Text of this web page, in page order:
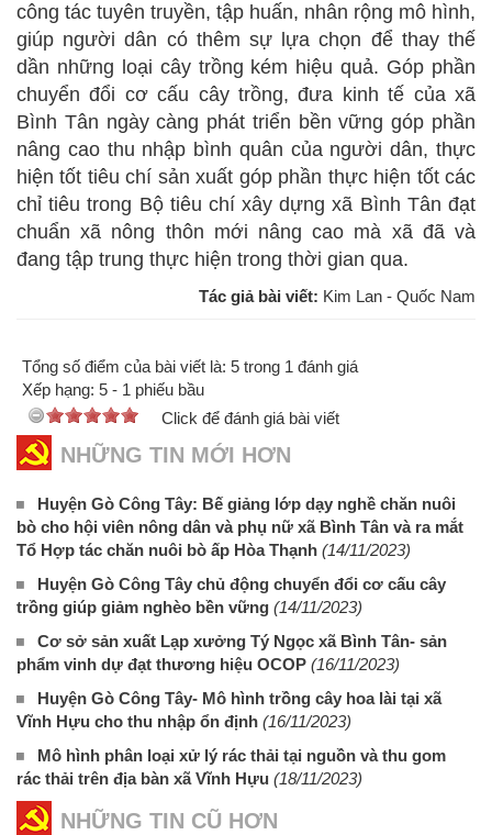
công tác tuyên truyền, tập huấn, nhân rộng mô hình,
giúp người dân có thêm sự lựa chọn để thay thế
dần những loại cây trồng kém hiệu quả. Góp phần
chuyển đổi cơ cấu cây trồng, đưa kinh tế của xã
Bình Tân ngày càng phát triển bền vững góp phần
nâng cao thu nhập bình quân của người dân, thực
hiện tốt tiêu chí sản xuất góp phần thực hiện tốt các
chỉ tiêu trong Bộ tiêu chí xây dựng xã Bình Tân đạt
chuẩn xã nông thôn mới nâng cao mà xã đã và
đang tập trung thực hiện trong thời gian qua.
Tác giả bài viết: Kim Lan - Quốc Nam
Tổng số điểm của bài viết là: 5 trong 1 đánh giá
Xếp hạng: 5 - 1 phiếu bầu
Click để đánh giá bài viết
NHỮNG TIN MỚI HƠN
Huyện Gò Công Tây: Bế giảng lớp dạy nghề chăn nuôi
bò cho hội viên nông dân và phụ nữ xã Bình Tân và ra mắt
Tổ Hợp tác chăn nuôi bò ấp Hòa Thạnh (14/11/2023)
Huyện Gò Công Tây chủ động chuyển đổi cơ cấu cây
trồng giúp giảm nghèo bền vững (14/11/2023)
Cơ sở sản xuất Lạp xưởng Tý Ngọc xã Bình Tân- sản
phẩm vinh dự đạt thương hiệu OCOP (16/11/2023)
Huyện Gò Công Tây- Mô hình trồng cây hoa lài tại xã
Vĩnh Hựu cho thu nhập ổn định (16/11/2023)
Mô hình phân loại xử lý rác thải tại nguồn và thu gom
rác thải trên địa bàn xã Vĩnh Hựu (18/11/2023)
NHỮNG TIN CŨ HƠN